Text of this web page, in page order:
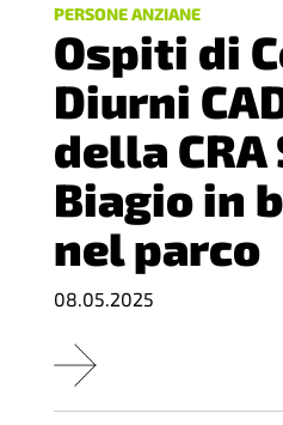
PERSONE ANZIANE
Ospiti di
Diurni
della CRA
Biagio in
nel parco
08.05.2025